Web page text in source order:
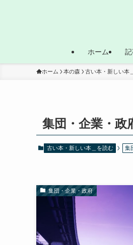
ホーム
ホーム 本の森 古い本・新しい本
集団・企業・政
古い本・新しい本＿を読む 集
集団・企業・政府